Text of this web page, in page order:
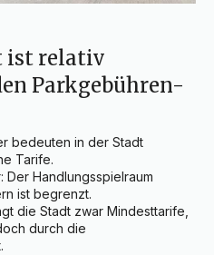
ist relativ
Parkgebühren-
bedeuten in der Stadt
Tarife.
Der Handlungsspielraum
ist begrenzt.
die Stadt zwar Mindesttarife,
durch die